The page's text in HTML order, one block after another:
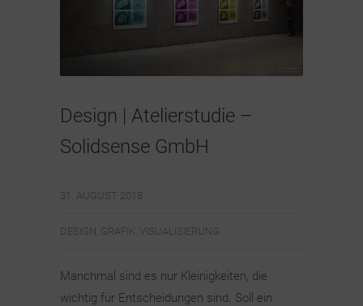
Design | Atelierstudie –
Solidsense GmbH
31. AUGUST 2018
DESIGN GRAFIK VISUALISIERUNG
Manchmal sind es nur Kleinigkeiten, die
wichtig für Entscheidungen sind. Soll ein